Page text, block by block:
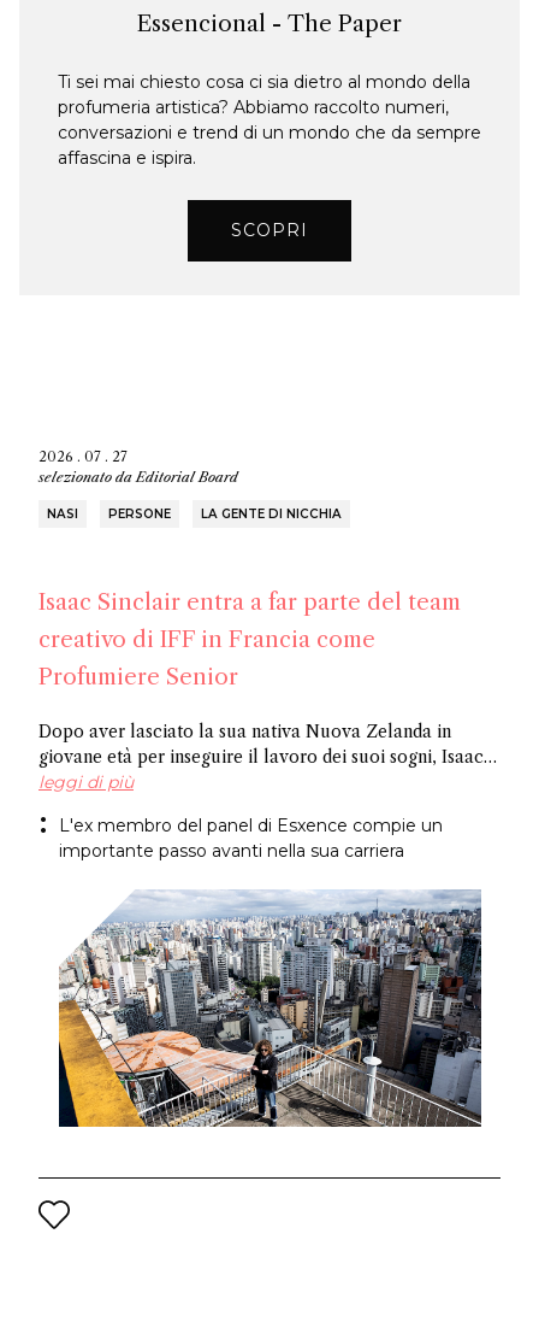
Essencional - The Paper
Ti sei mai chiesto cosa ci sia dietro al mondo della
profumeria artistica? Abbiamo raccolto numeri,
conversazioni e trend di un mondo che da sempre
affascina e ispira.
SCOPRI
2026 . 07 . 27
selezionato da Editorial Board
NASI PERSONE LA GENTE DI NICCHIA
Isaac Sinclair entra a far parte del team
creativo di IFF in Francia come
Profumiere Senior
Dopo aver lasciato la sua nativa Nuova Zelanda in
giovane età per inseguire il lavoro dei suoi sogni, Isaac
Sinclair è entrato a far parte di IFF come Profumiere
membro del panel di Esxence, è stato allievo di Maurice
Roucel e ha trascorso gli anni formativi in ​​Brasile. Ha
Neanderthal e Abel. Congratulazioni Isaac!
leggi di più
L'ex membro del panel di Esxence compie un
importante passo avanti nella sua carriera